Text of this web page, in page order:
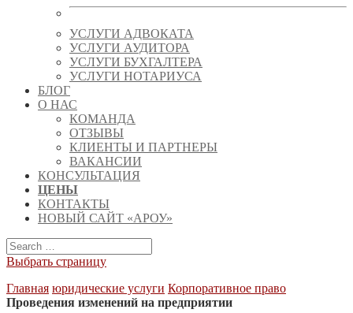
УСЛУГИ АДВОКАТА
УСЛУГИ АУДИТОРА
УСЛУГИ БУХГАЛТЕРА
УСЛУГИ НОТАРИУСА
БЛОГ
О НАС
КОМАНДА
ОТЗЫВЫ
КЛИЕНТЫ И ПАРТНЕРЫ
ВАКАНСИИ
КОНСУЛЬТАЦИЯ
ЦЕНЫ
КОНТАКТЫ
НОВЫЙ САЙТ «АРОУ»
Выбрать страницу
Главная юридические услуги Корпоративное право
Проведения изменений на предприятии